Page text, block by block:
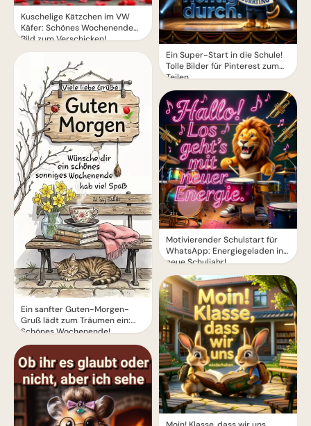
Kuschelige Kätzchen im VW
Käfer: Schönes Wochenende
Bild zum Verschicken!
Ein sanfter Guten-Morgen-
Gruß lädt zum Träumen ein:
Schönes Wochenende!
Ein Super-Start in die Schule!
Tolle Bilder für Pinterest zum
Teilen.
Motivierender Schulstart für
WhatsApp: Energiegeladen ins
neue Schuljahr!